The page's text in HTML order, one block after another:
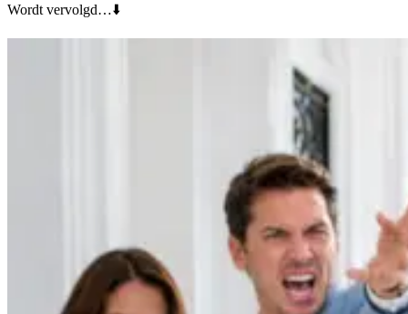
Wordt vervolgd…⬇️